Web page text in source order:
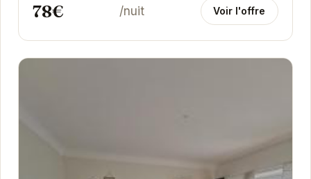
78€ /nuit Voir l'offre